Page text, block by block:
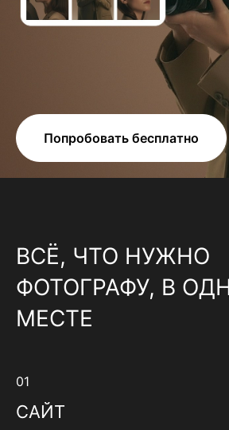
Попробовать бесплатно
ВСЁ, ЧТО НУЖНО
ФОТОГРАФУ, В
МЕСТЕ
01
САЙТ